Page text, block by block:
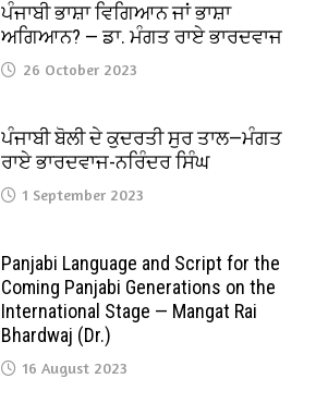
ਪੰਜਾਬੀ ਭਾਸ਼ਾ ਵਿਗਿਆਨ ਜਾਂ ਭਾਸ਼ਾ
ਅਗਿਆਨ? — ਡਾ. ਮੰਗਤ ਰਾਏ ਭਾਰਦਵਾਜ
26 October 2023
ਪੰਜਾਬੀ ਬੋਲੀ ਦੇ ਕੁਦਰਤੀ ਸੁਰ ਤਾਲ—ਮੰਗਤ
ਰਾਏ ਭਾਰਦਵਾਜ-ਨਰਿੰਦਰ ਸਿੰਘ
1 September 2023
Panjabi Language and Script for the
Coming Panjabi Generations on the
International Stage — Mangat Rai
Bhardwaj (Dr.)
16 August 2023